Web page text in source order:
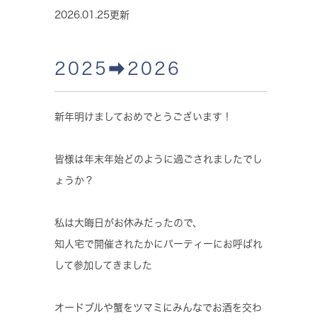
2026.01.25更新
2025➡︎2026
新年明けましておめでとうございます！
皆様は年末年始どのように過ごされましたでし
ょうか？
私は大晦日がお休みだったので、
知人宅で開催されたかにパーティーにお呼ばれ
して参加してきました
オードブルや蟹をツマミにみんなでお酒を交わ